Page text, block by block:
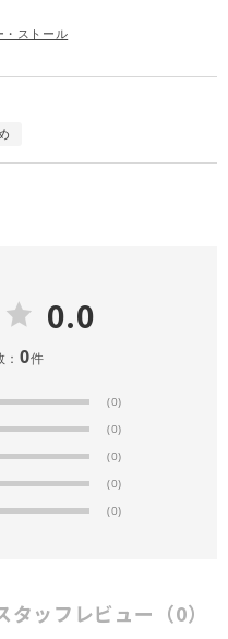
・ストール
0.0
0件
(0)
(0)
(0)
(0)
(0)
タッフレビュー （0）